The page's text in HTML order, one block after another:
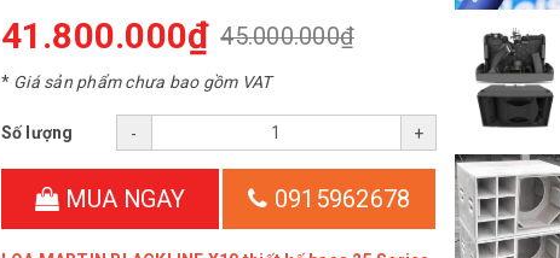
41.800.000₫ 45.000.000₫
* Giá sản phẩm chưa bao gồm VAT
Số lượng - +
MUA NGAY 0915962678